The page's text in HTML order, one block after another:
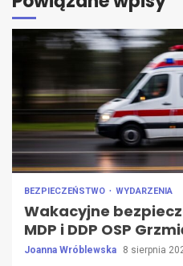
BEZPIECZEŃSTWO WYDARZENIA
Wakacyjne
MDP i DDP OSP
Joanna Wróblewska 8 sierpnia